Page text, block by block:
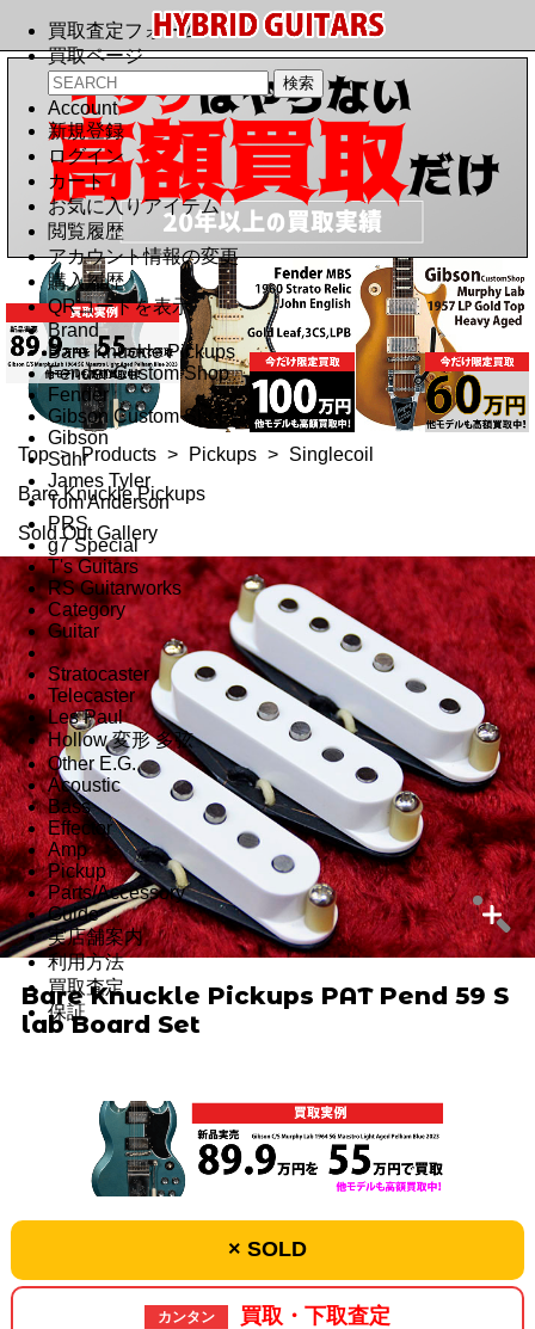
買取査定フォーム
買取ページ
Account
新規登録
ログイン
カート
お気に入りアイテム
閲覧履歴
アカウント情報の変更
購入履歴
QRコードを表示
Brand
Bare Knuckle Pickups
Fender Custom Shop
Fender
Gibson Custom Shop
Gibson
Suhr
James Tyler
Tom Anderson
PRS
g7 Special
T's Guitars
RS Guitarworks
Category
Guitar
Stratocaster
Telecaster
Les Paul
Hollow 変形 多弦
Other E.G.
Acoustic
Bass
Effector
Amp
Pickup
Parts/Accessory
Guide
実店舗案内
利用方法
買取査定
保証
Top > Products > Pickups > Singlecoil
Bare Knuckle Pickups
Sold Out Gallery
Bare Knuckle Pickups PAT Pend 59 S
lab Board Set
× SOLD
カンタン 買取・下取査定